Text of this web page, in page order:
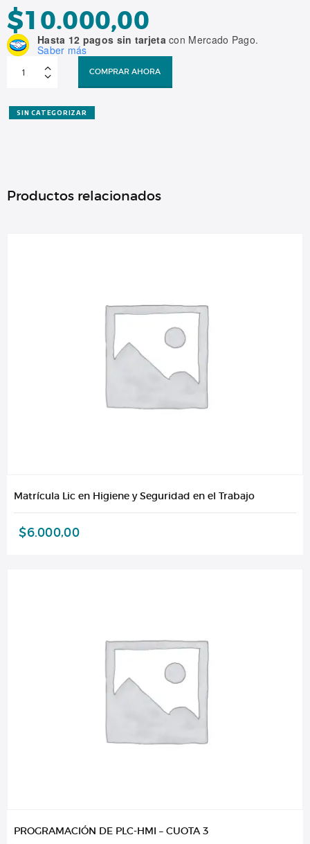
$10.000,00
Hasta 12 pagos sin tarjetacon Mercado Pago.
Saber más
COMERCIALIZACION
2023.
cantidad
COMPRAR AHORA
SIN CATEGORIZAR
Productos relacionados
Matrícula Lic en Higiene y Seguridad en el Trabajo
$6.000,00
PROGRAMACIÓN DE PLC-HMI – CUOTA 3